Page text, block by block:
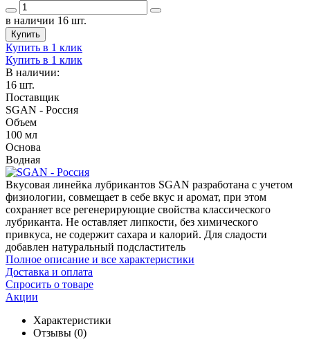
в наличии 16 шт.
Купить
Купить в 1 клик
Купить в 1 клик
В наличии:
16 шт.
Поставщик
SGAN - Россия
Объем
100 мл
Основа
Водная
Вкусовая линейка лубрикантов SGAN разработана с учетом
физиологии, совмещает в себе вкус и аромат, при этом
сохраняет все регенерирующие свойства классического
лубриканта. Не оставляет липкости, без химического
привкуса, не содержит сахара и калорий. Для сладости
добавлен натуральный подсластитель
Полное описание и все характеристики
Доставка и оплата
Спросить о товаре
Акции
Характеристики
Отзывы (0)